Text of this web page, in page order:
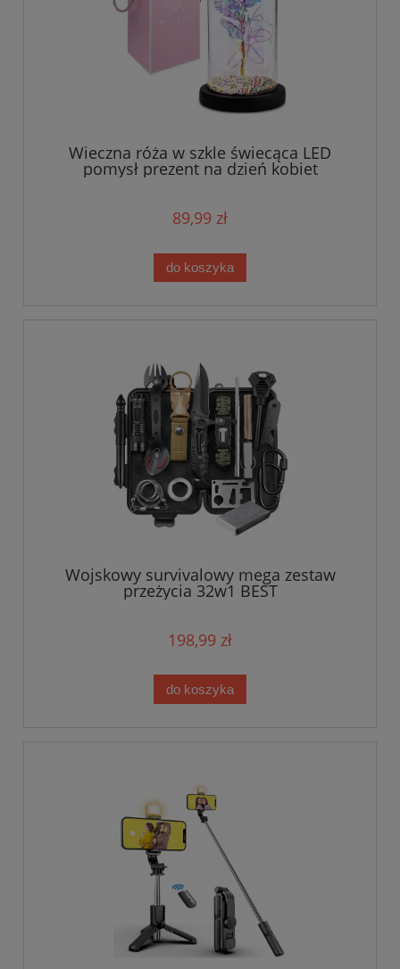
Wieczna róża w szkle świecąca LED
pomysł prezent na dzień kobiet
89,99 zł
do koszyka
Wojskowy survivalowy mega zestaw
przeżycia 32w1 BEST
198,99 zł
do koszyka